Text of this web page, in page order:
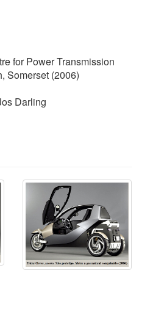
accidente, además de
a su diseño que
de
el viernes 21 de abril de
fuera producida por el
BMW.
realizadas, recibió una
los anteriores intentos de
urbano en el sentido de
y en un marco de
diseñada y es mucho más
alto como los coches
un pasajero, que está
ingenieros de la Universidad
for Power Transmission
Somerset (2006)
Darling